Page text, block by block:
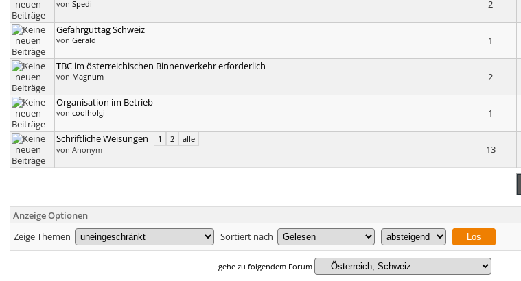
von Spedi 2
Gefahrguttag Schweiz
von Gerald 1
TBC im österreichischen Binnenverkehr erforderlich
von Magnum 2
Organisation im Betrieb
von coolholgi 1
Schriftliche Weisungen 1 2
alle
von Anonym
13
Anzeige Optionen
Zeige Themen
Sortiert nach
gehe zu folgendem Forum